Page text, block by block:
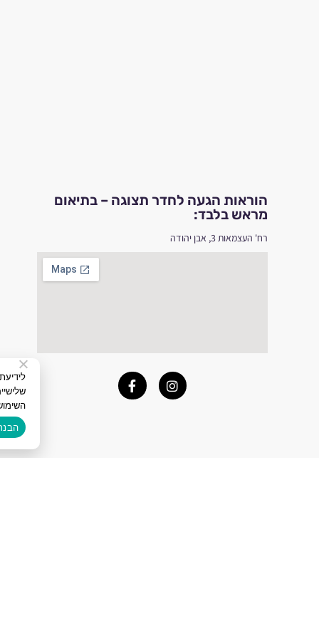
הוראות הגעה לחדר תצוגה – בתיאום
מראש בלבד:
רח' העצמאות 3, אבן יהודה